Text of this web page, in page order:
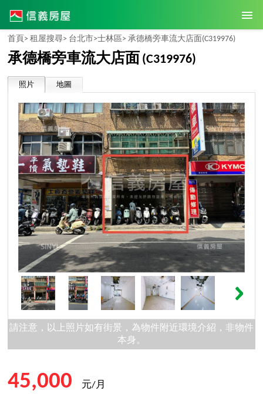
首頁> 租屋搜尋> 台北市>士林區> 承德橋旁車流大店面(C319976)
承德橋旁車流大店面 (C319976)
照片 地圖
請注意，以上照片如有街景，為物件附近環境介紹，非物件
本身。
45,000
元/月